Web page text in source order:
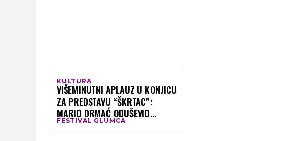
KULTURA
VIŠEMINUTNI APLAUZ U KONJICU
ZA PREDSTAVU “ŠKRTAC”:
MARIO DRMAĆ ODUŠEVIO
PUBLIKU
FESTIVAL GLUMCA